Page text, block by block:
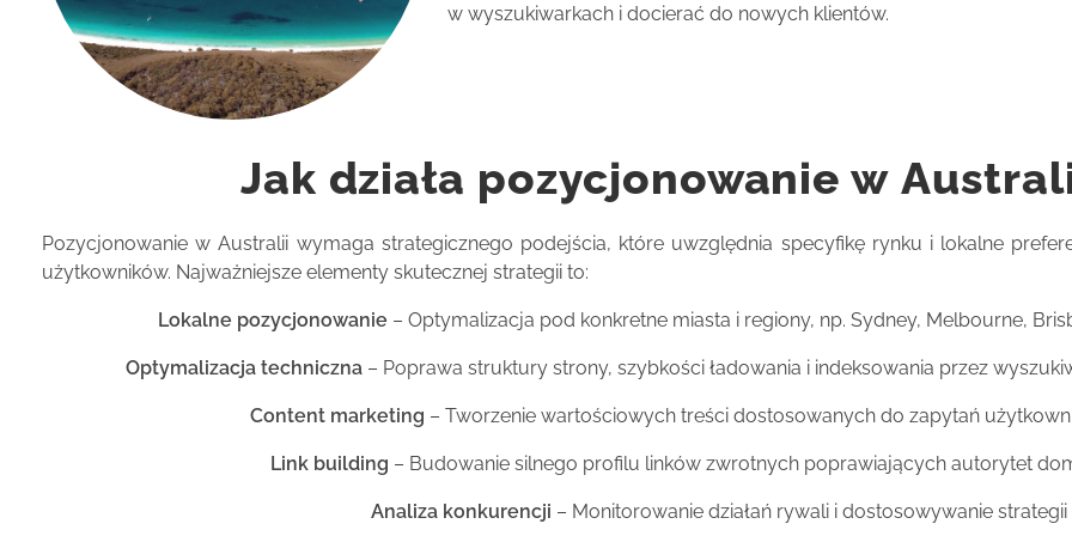
w wyszukiwarkach i docierać do nowych klientów.
Jak działa pozycjonowanie w
Pozycjonowanie w Australii wymaga strategicznego podejścia, które uwzględnia specyfikę rynku i lokalne
użytkowników. Najważniejsze elementy skutecznej strategii to:
Lokalne pozycjonowanie – Optymalizacja pod konkretne miasta i regiony, np. Sydney, Melbourne,
Optymalizacja techniczna– Poprawa struktury strony, szybkości ładowania i indeksowania przez
Content marketing – Tworzenie wartościowych treści dostosowanych do zapytań
Link building – Budowanie silnego profilu linków zwrotnych poprawiających autorytet
Analiza konkurencji – Monitorowanie działań rywali i dostosowywanie strategii